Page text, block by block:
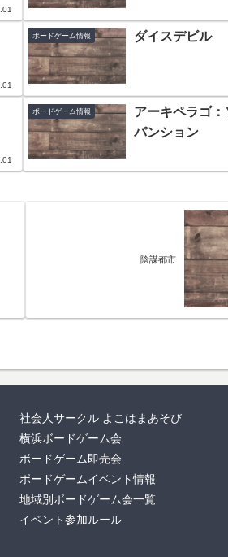
ボードゲーム情報 ダイスデビル
ボードゲーム情報
アーキペラゴ
パンション
陰謀都市
社会人サークル よこはまあそび
横浜ボードゲーム会
ボードゲーム即売会
ボードゲームイベント情報
地域別ボードゲーム会一覧
イベント参加ルール